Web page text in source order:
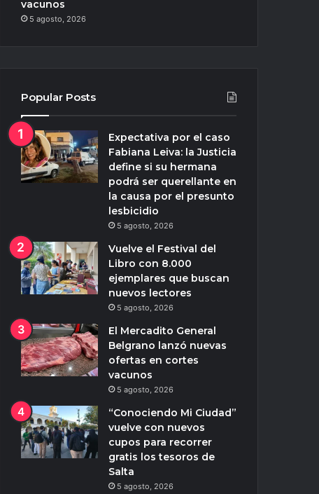
vacunos
5 agosto, 2026
Popular Posts
Expectativa por el caso
Fabiana Leiva: la Justicia
define si su hermana
podrá ser querellante en
la causa por el presunto
lesbicidio
5 agosto, 2026
Vuelve el Festival del
Libro con 8.000
ejemplares que buscan
nuevos lectores
5 agosto, 2026
El Mercadito General
Belgrano lanzó nuevas
ofertas en cortes
vacunos
5 agosto, 2026
“Conociendo Mi Ciudad”
vuelve con nuevos
cupos para recorrer
gratis los tesoros de
Salta
5 agosto, 2026